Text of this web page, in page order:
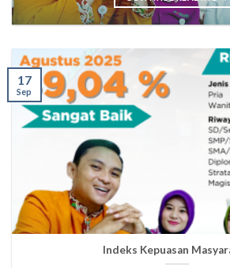
Indeks Kepuasan
17
Sep